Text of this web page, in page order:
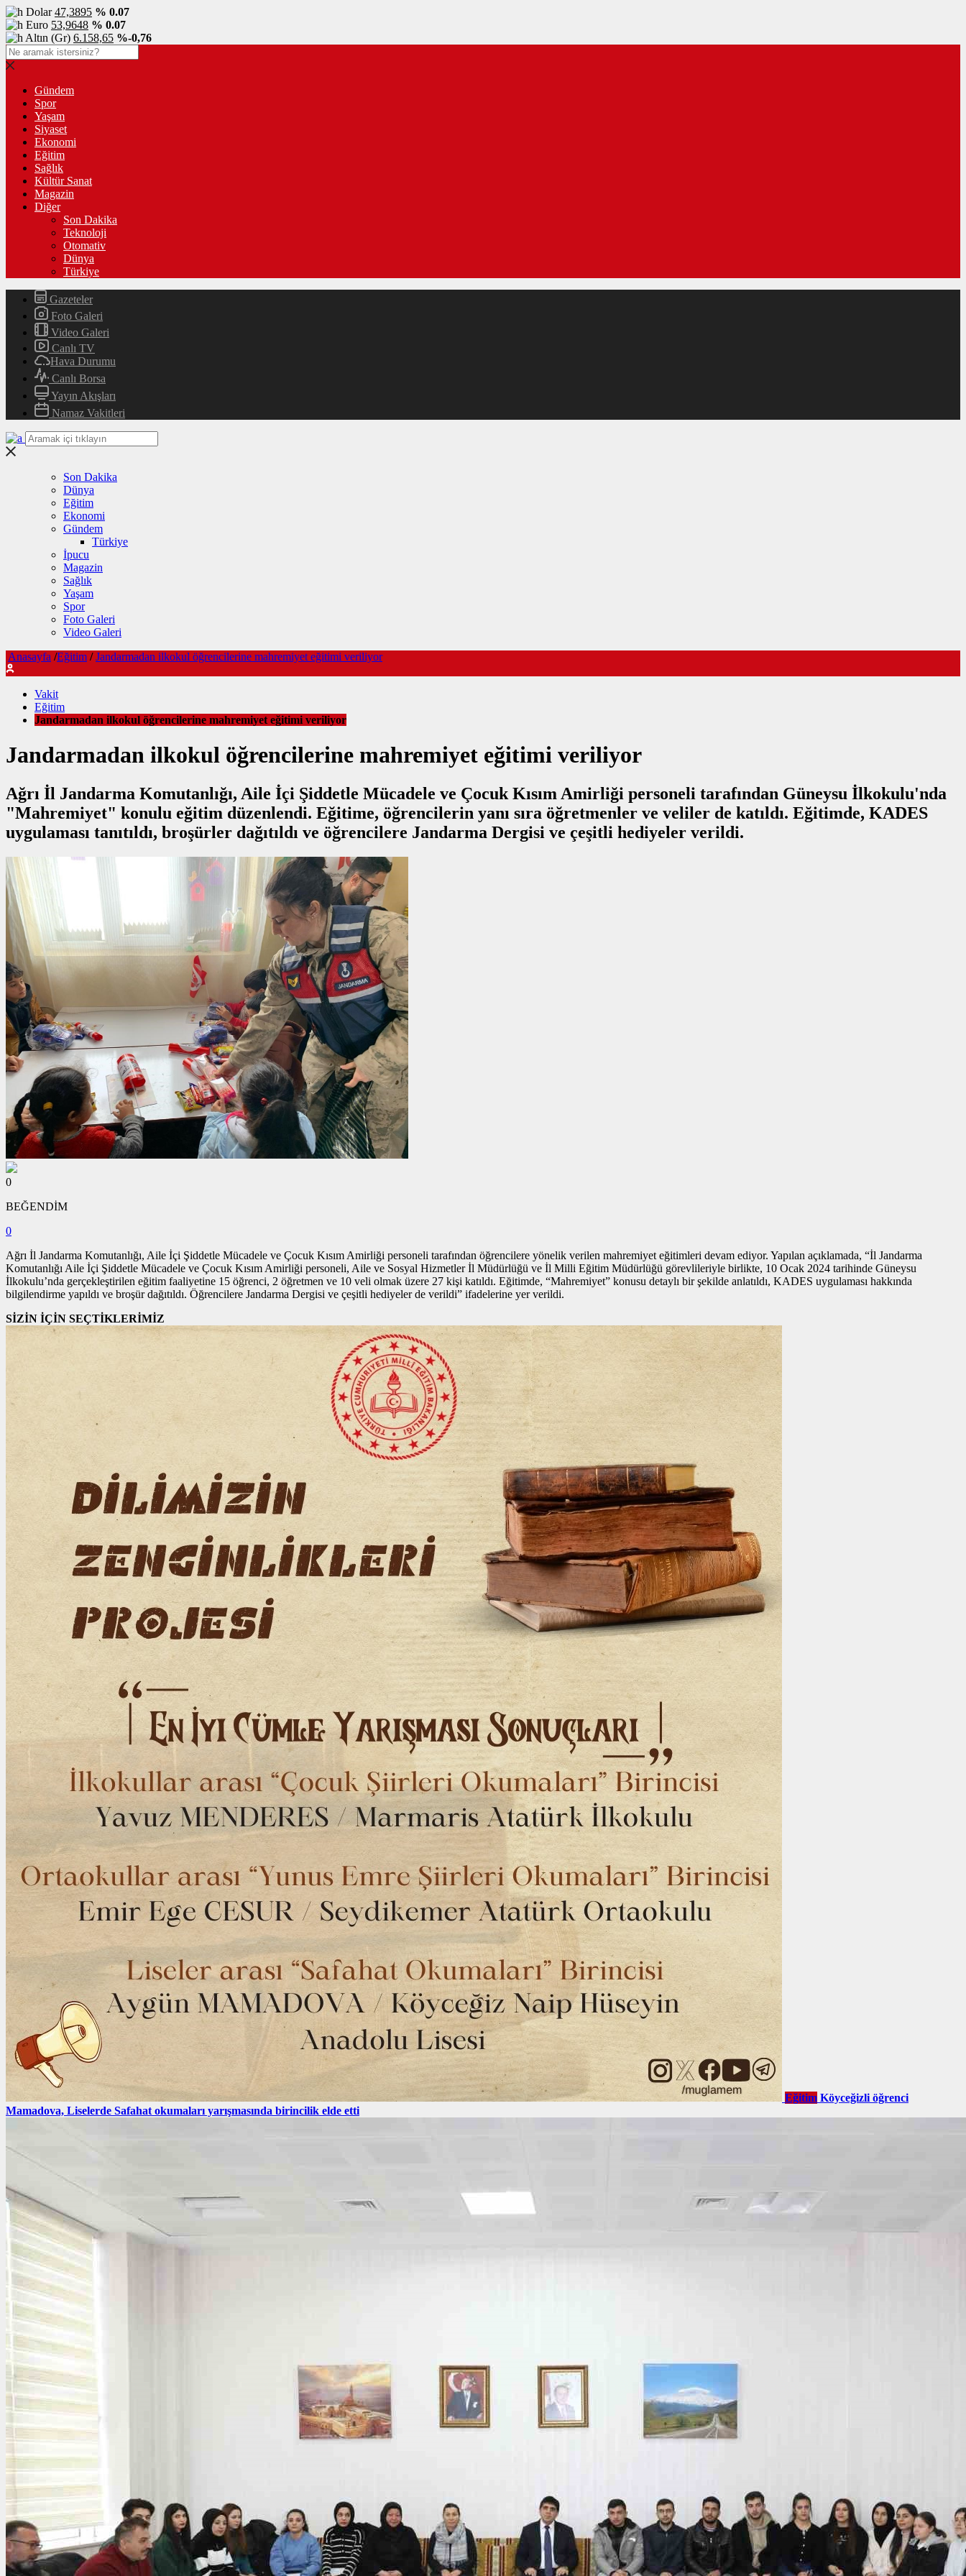
Dolar47,3895 % 0.07
Euro 53,9648 % 0.07
Altın (Gr) 6.158,65 %-0,76
Gündem
Spor
Yaşam
Siyaset
Ekonomi
Eğitim
Sağlık
Kültür Sanat
Magazin
Diğer
Son Dakika
Teknoloji
Otomativ
Dünya
Türkiye
Gazeteler
Foto Galeri
Video Galeri
Canlı TV
Hava Durumu
Canlı Borsa
Yayın Akışları
Namaz Vakitleri
Son Dakika
Dünya
Eğitim
Ekonomi
Gündem
Türkiye
İpucu
Magazin
Sağlık
Yaşam
Spor
Foto Galeri
Video Galeri
Anasayfa /Eğitim / Jandarmadan ilkokul öğrencilerine mahremiyet eğitimi veriliyor
Vakit
Eğitim
Jandarmadan ilkokul öğrencilerine mahremiyet eğitimi veriliyor
Jandarmadan ilkokul öğrencilerine mahremiyet eğitimi veriliyor
Ağrı İl Jandarma Komutanlığı, Aile İçi Şiddetle Mücadele ve Çocuk Kısım Amirliği personeli tarafından Güneysu İlkokulu'nda
"Mahremiyet" konulu eğitim düzenlendi. Eğitime, öğrencilerin yanı sıra öğretmenler ve veliler de katıldı. Eğitimde, KADES
uygulaması tanıtıldı, broşürler dağıtıldı ve öğrencilere Jandarma Dergisi ve çeşitli hediyeler verildi.
0
BEĞENDİM
0
Ağrı İl Jandarma Komutanlığı, Aile İçi Şiddetle Mücadele ve Çocuk Kısım Amirliği personeli tarafından öğrencilere yönelik verilen mahremiyet eğitimleri devam ediyor. Yapılan açıklamada, “İl Jandarma
Komutanlığı Aile İçi Şiddetle Mücadele ve Çocuk Kısım Amirliği personeli, Aile ve Sosyal Hizmetler İl Müdürlüğü ve İl Milli Eğitim Müdürlüğü görevlileriyle birlikte, 10 Ocak 2024 tarihinde Güneysu
İlkokulu’nda gerçekleştirilen eğitim faaliyetine 15 öğrenci, 2 öğretmen ve 10 veli olmak üzere 27 kişi katıldı. Eğitimde, “Mahremiyet” konusu detaylı bir şekilde anlatıldı, KADES uygulaması hakkında
bilgilendirme yapıldı ve broşür dağıtıldı. Öğrencilere Jandarma Dergisi ve çeşitli hediyeler de verildi” ifadelerine yer verildi.
SİZİN İÇİN SEÇTİKLERİMİZ
Eğitim Köyceğizli öğrenci
Mamadova, Liselerde Safahat okumaları yarışmasında birincilik elde etti